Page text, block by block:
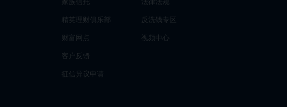
精英理财俱乐部
财富网点
客户反馈
征信异议申请
反洗钱专区
视频中心